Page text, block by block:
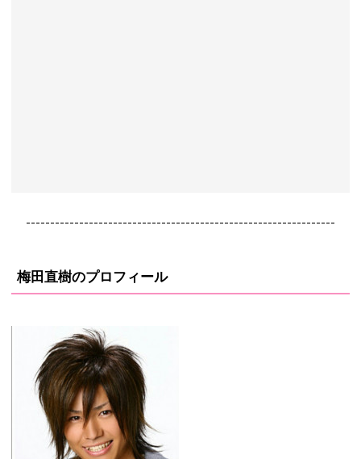
----------------------------------------------------------------
梅田直樹のプロフィール